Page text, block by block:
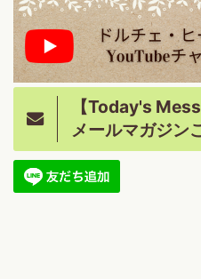
【Today's
メールマガジン